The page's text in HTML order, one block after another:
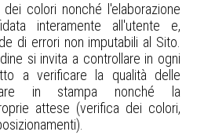
colori nonché l'elaborazione
interamente all'utente e,
di errori non imputabili al Sito.
si invita a controllare in ogni
a verificare la qualità delle
in stampa nonché la
attese (verifica dei colori,